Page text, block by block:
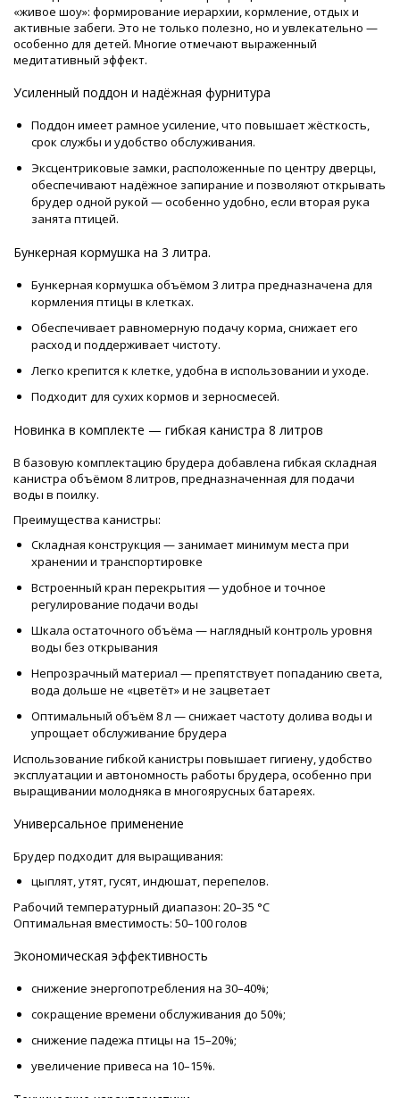
«живое шоу»: формирование иерархии, кормление, отдых и
активные забеги. Это не только полезно, но и увлекательно —
особенно для детей. Многие отмечают выраженный
медитативный эффект.
Усиленный поддон и надёжная фурнитура
Поддон имеет рамное усиление, что повышает жёсткость,
срок службы и удобство обслуживания.
Эксцентриковые замки, расположенные по центру дверцы,
обеспечивают надёжное запирание и позволяют открывать
брудер одной рукой — особенно удобно, если вторая рука
занята птицей.
Бункерная кормушка на 3 литра.
Бункерная кормушка объёмом 3 литра предназначена для
кормления птицы в клетках.
Обеспечивает равномерную подачу корма, снижает его
расход и поддерживает чистоту.
Легко крепится к клетке, удобна в использовании и уходе.
Подходит для сухих кормов и зерносмесей.
Новинка в комплекте — гибкая канистра 8 литров
В базовую комплектацию брудера добавлена гибкая складная
канистра объёмом 8 литров, предназначенная для подачи
воды в поилку.
Преимущества канистры:
Складная конструкция — занимает минимум места при
хранении и транспортировке
Встроенный кран перекрытия — удобное и точное
регулирование подачи воды
Шкала остаточного объёма — наглядный контроль уровня
воды без открывания
Непрозрачный материал — препятствует попаданию света,
вода дольше не «цветёт» и не зацветает
Оптимальный объём 8 л — снижает частоту долива воды и
упрощает обслуживание брудера
Использование гибкой канистры повышает гигиену, удобство
эксплуатации и автономность работы брудера, особенно при
выращивании молодняка в многоярусных батареях.
Универсальное применение
Брудер подходит для выращивания:
цыплят, утят, гусят, индюшат, перепелов.
Рабочий температурный диапазон: 20–35 °C
Оптимальная вместимость: 50–100 голов
Экономическая эффективность
снижение энергопотребления на 30–40%;
сокращение времени обслуживания до 50%;
снижение падежа птицы на 15–20%;
увеличение привеса на 10–15%.